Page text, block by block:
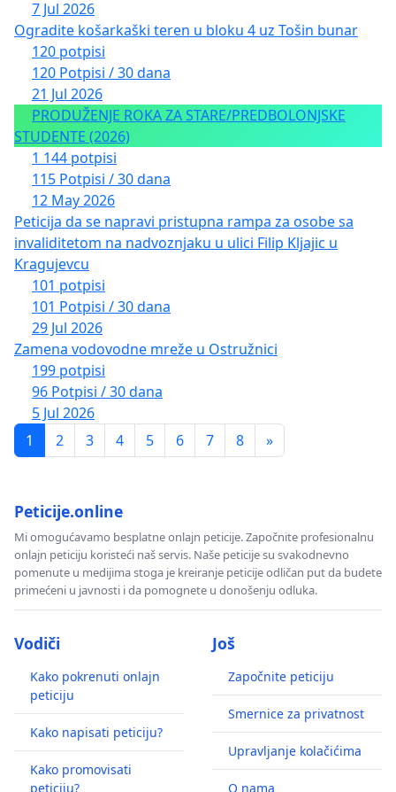
7 Jul 2026
Ogradite košarkaški teren u bloku 4 uz Tošin bunar
120 potpisi
120 Potpisi / 30 dana
21 Jul 2026
PRODUŽENJE ROKA ZA STARE/PREDBOLONJSKE
STUDENTE (2026)
1 144 potpisi
115 Potpisi / 30 dana
12 May 2026
Peticija da se napravi pristupna rampa za osobe sa
invaliditetom na nadvoznjaku u ulici Filip Kljajic u
Kragujevcu
101 potpisi
101 Potpisi / 30 dana
29 Jul 2026
Zamena vodovodne mreže u Ostružnici
199 potpisi
96 Potpisi / 30 dana
5 Jul 2026
1
2 3 4 5 6 7 8 »
Peticije.online
Mi omogućavamo besplatne onlajn peticije. Započnite profesionalnu
onlajn peticiju koristeći naš servis. Naše peticije su svakodnevno
pomenute u medijima stoga je kreiranje peticije odličan put da budete
primećeni u javnosti i da pomognete u donošenju odluka.
Vodiči
Kako pokrenuti onlajn
peticiju
Kako napisati peticiju?
Kako promovisati
peticiju?
Još
Započnite peticiju
Smernice za privatnost
Upravljanje kolačićima
O nama